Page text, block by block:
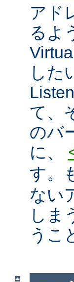
アド
るよ
した
て、
のバ
に、
す。
ない
しま
うこ